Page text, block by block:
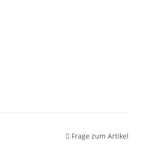
Frage zum Artikel